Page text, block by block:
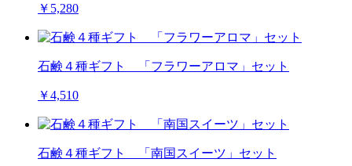
￥5,280
石鹸４種ギフト 「フラワーアロマ」セット
￥4,510
石鹸４種ギフト 「南国スイーツ」セット